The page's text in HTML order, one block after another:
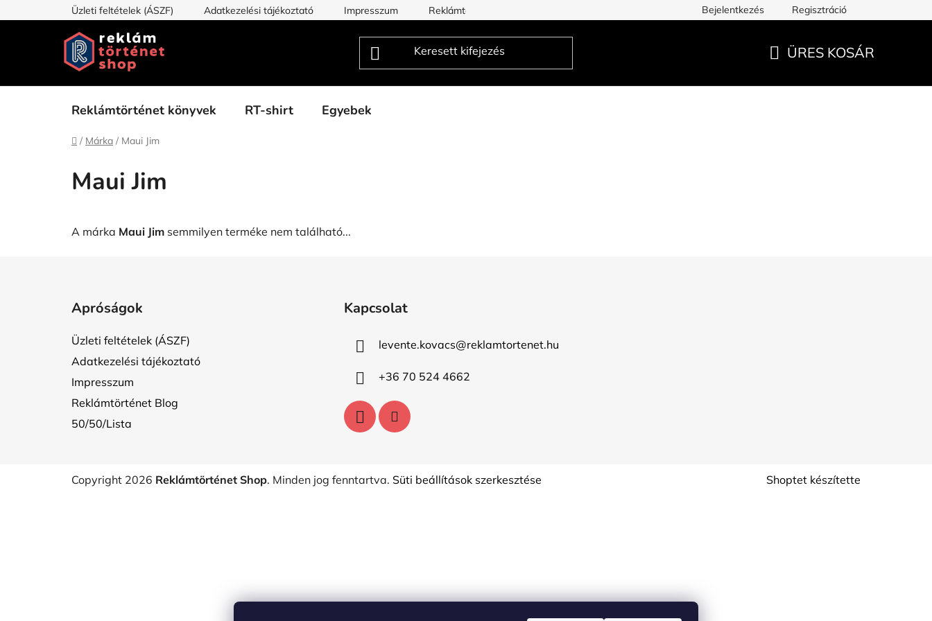
a
Üzleti feltételek (ÁSZF) Adatkezelési tájékoztató Impresszum Reklámtörténet Blog Bejelentkezés Regisztráció
ÜRES KOSÁR
Reklámtörténet könyvek RT-shirt Egyebek
Kezdőlap
/ Márka / Maui Jim
Maui Jim
A márka Maui Jim semmilyen terméke nem található...
Apróságok
Üzleti feltételek (ÁSZF)
Adatkezelési tájékoztató
Impresszum
Reklámtörténet Blog
50/50/Lista
Kapcsolat
levente.kovacs@reklamtortenet.hu
+36 70 524 4662
Shoptet készítette
Copyright 2026 Reklámtörténet Shop. Minden jog fenntartva. Süti beállítások szerkesztése